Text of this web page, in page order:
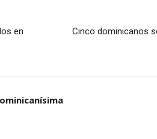
en
Cinco dominicanos